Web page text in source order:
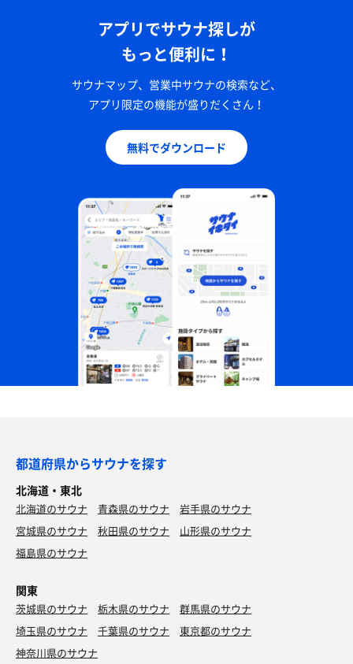
アプリでサウナ探しが
もっと便利に！
サウナマップ、営業中サウナの検索など、
アプリ限定の機能が盛りだくさん！
無料でダウンロード
都道府県からサウナを探す
北海道・東北
北海道のサウナ 青森県のサウナ
岩手県のサウナ
宮城県のサウナ
秋田県のサウナ
山形県のサウナ
福島県のサウナ
関東
茨城県のサウナ 栃木県のサウナ
群馬県のサウナ
埼玉県のサウナ
千葉県のサウナ
東京都のサウナ
神奈川県のサウナ